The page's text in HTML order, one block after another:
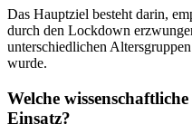
Das Hauptziel besteht darin,
durch den Lockdown
unterschiedlichen
wurde.
Welche
Einsatz?